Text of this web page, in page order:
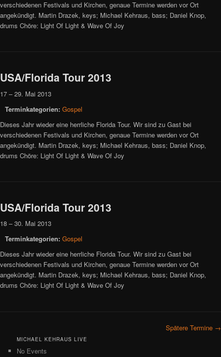
verschiedenen Festivals und Kirchen, genaue Termine werden vor Ort
angekündigt. Martin Drazek, keys; Michael Kehraus, bass; Daniel Knop,
drums Chöre: Light Of Light & Wave Of Joy
USA/Florida Tour 2013
17 –29. Mai 2013
Terminkategorien: Gospel
Dieses Jahr wieder eine herrliche Florida Tour. Wir sind zu Gast bei
verschiedenen Festivals und Kirchen, genaue Termine werden vor Ort
angekündigt. Martin Drazek, keys; Michael Kehraus, bass; Daniel Knop,
drums Chöre: Light Of Light & Wave Of Joy
USA/Florida Tour 2013
18 –30. Mai 2013
Terminkategorien: Gospel
Dieses Jahr wieder eine herrliche Florida Tour. Wir sind zu Gast bei
verschiedenen Festivals und Kirchen, genaue Termine werden vor Ort
angekündigt. Martin Drazek, keys; Michael Kehraus, bass; Daniel Knop,
drums Chöre: Light Of Light & Wave Of Joy
Spätere Termine →
MICHAEL KEHRAUS LIVE
No Events